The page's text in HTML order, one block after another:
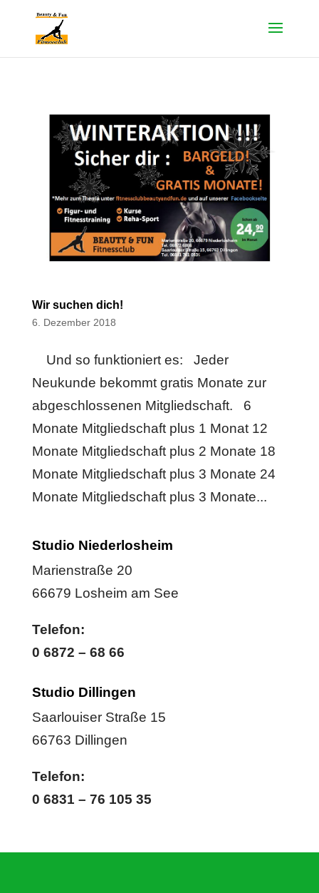
Wir suchen dich!
6. Dezember 2018
Und so funktioniert es: Jeder
Neukunde bekommt gratis Monate zur
abgeschlossenen Mitgliedschaft. 6
Monate Mitgliedschaft plus 1 Monat 12
Monate Mitgliedschaft plus 2 Monate 18
Monate Mitgliedschaft plus 3 Monate 24
Monate Mitgliedschaft plus 3 Monate...
Studio Niederlosheim
Marienstraße 20
66679 Losheim am See
Telefon:
0 6872 – 68 66
Studio Dillingen
Saarlouiser Straße 15
66763 Dillingen
Telefon:
0 6831 – 76 105 35